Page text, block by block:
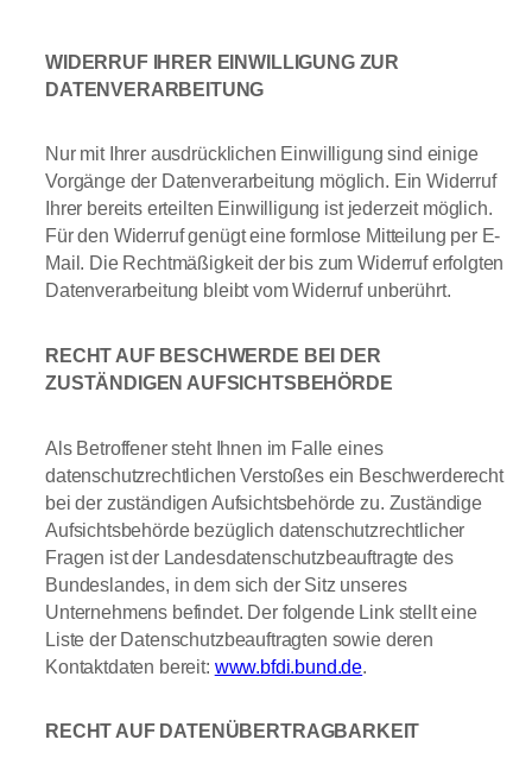
WIDERRUF IHRER EINWILLIGUNG ZUR
DATENVERARBEITUNG
Nur mit Ihrer ausdrücklichen Einwilligung sind einige
Vorgänge der Datenverarbeitung möglich. Ein Widerruf
Ihrer bereits erteilten Einwilligung ist jederzeit möglich.
Für den Widerruf genügt eine formlose Mitteilung per E-
Mail. Die Rechtmäßigkeit der bis zum Widerruf erfolgten
Datenverarbeitung bleibt vom Widerruf unberührt.
RECHT AUF BESCHWERDE BEI DER
ZUSTÄNDIGEN AUFSICHTSBEHÖRDE
Als Betroffener steht Ihnen im Falle eines
datenschutzrechtlichen Verstoßes ein Beschwerderecht
bei der zuständigen Aufsichtsbehörde zu. Zuständige
Aufsichtsbehörde bezüglich datenschutzrechtlicher
Fragen ist der Landesdatenschutzbeauftragte des
Bundeslandes, in dem sich der Sitz unseres
Unternehmens befindet. Der folgende Link stellt eine
Liste der Datenschutzbeauftragten sowie deren
Kontaktdaten bereit: www.bfdi.bund.de.
RECHT AUF DATENÜBERTRAGBARKEIT